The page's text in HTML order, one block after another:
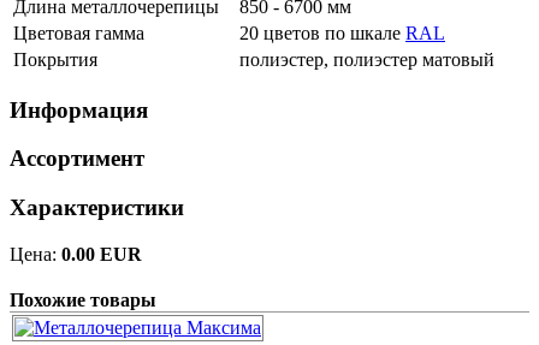
Длина металлочерепицы
850 - 6700 мм
Цветовая гамма
20 цветов по шкале RAL
Покрытия
полиэстер, полиэстер матовый
Информация
Ассортимент
Характеристики
Цена: 0.00 EUR
Похожие товары